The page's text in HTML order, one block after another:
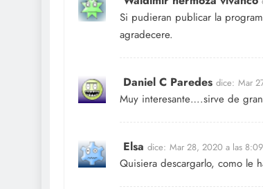
Si pudieran publicar la
agradecere.
Daniel C Paredes dice: Mar
Muy interesante….sirve de
Elsa dice: Mar 28, 2020 a las
Quisiera descargarlo, como le